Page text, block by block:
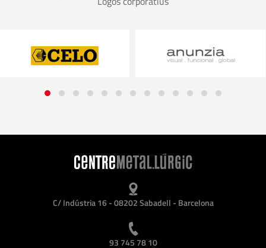
C/ Indústria 16 - 08202 Sabadell - Barcelona
93 745 78 10